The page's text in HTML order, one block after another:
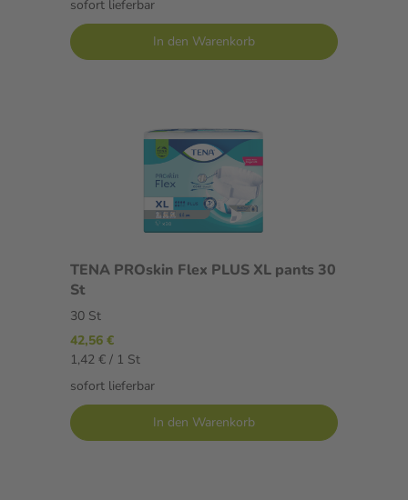
sofort lieferbar
In den Warenkorb
TENA PROskin Flex PLUS XL pants 30
St
30 St
42,56 €
1,42 € / 1 St
sofort lieferbar
In den Warenkorb